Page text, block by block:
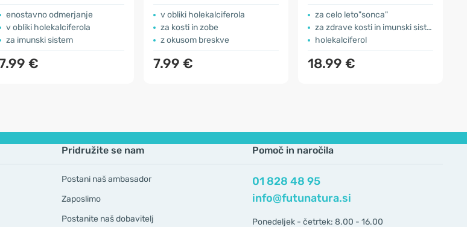
enostavno odmerjanje
v obliki holekalciferola
za imunski sistem
€
v obliki holekalciferola
za kosti in zobe
z okusom breskve
7.99 €
za celo leto"sonca"
za zdrave kosti in imunski sistem
holekalciferol
18.99 €
Pridružite se nam
Postani naš ambasador
Zaposlimo
Postanite naš dobavitelj
Pomoč in naročila
01 828 48 95
info@futunatura.si
Ponedeljek - četrtek: 8.00 - 16.00